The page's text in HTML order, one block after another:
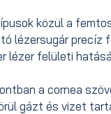
közül a
lézersugár
felületi
a cornea
gázt és vizet